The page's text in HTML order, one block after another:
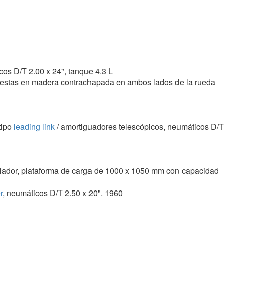
D/T 2.00 x 24", tanque 4.3 L
en madera contrachapada en ambos lados de la rueda
leading link/ amortiguadores telescópicos, neumáticos D/T
plataforma de carga de 1000 x 1050 mm con capacidad
, neumáticos D/T 2.50 x 20". 1960